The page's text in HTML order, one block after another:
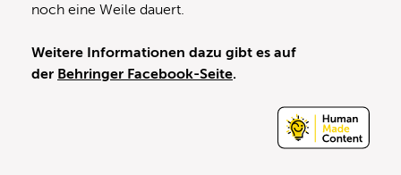
noch eine Weile dauert.
Weitere Informationen dazu gibt es auf
der Behringer Facebook-Seite.